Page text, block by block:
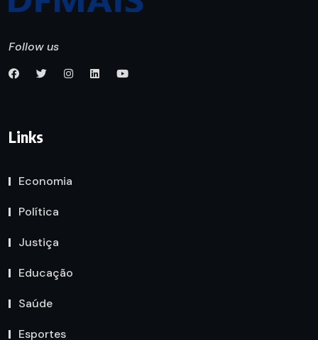
Follow us
Links
Economia
Política
Justiça
Educação
Saúde
Esportes